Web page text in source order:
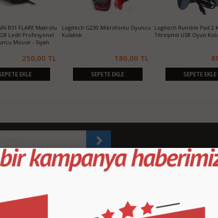
R51 FLARE Makrolu
Ledli Profesyonel
Mouse - Siyah
250,00 TL
EKLE
Logitech G230 Mikrofonlu Oyuncu
Kulaklık
180,00 TL
SEPETE EKLE
Logitech Rumble Pad 2
Titreşimli USB Oyun
SEPETE EKLE
Sipariş Takibi